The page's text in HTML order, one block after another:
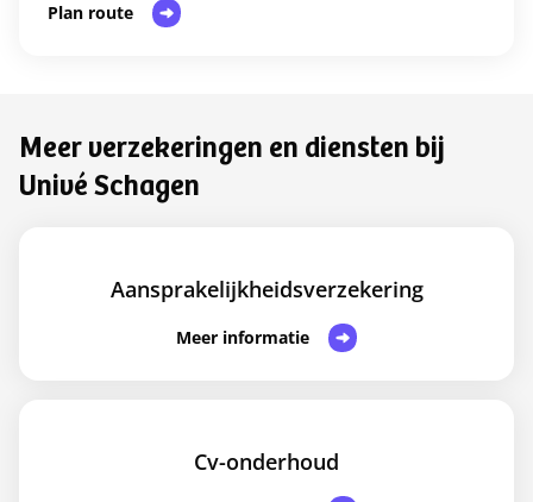
Plan route
Meer verzekeringen en diensten bij
Univé Schagen
Aansprakelijkheidsverzekering
Meer informatie
Cv-onderhoud